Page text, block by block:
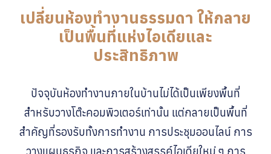
เปลี่ยนห้องทำงานธรรมดา ให้กลาย
เป็นพื้นที่แห่งไอเดียและ
ประสิทธิภาพ
ปัจจุบันห้องทำงานภายในบ้านไม่ได้เป็นเพียงพื้นที่
สำหรับวางโต๊ะคอมพิวเตอร์เท่านั้น แต่กลายเป็นพื้นที่
สำคัญที่รองรับทั้งการทำงาน การประชุมออนไลน์ การ